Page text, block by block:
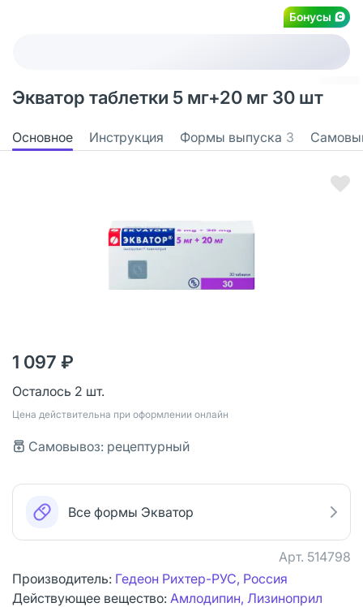
Бонусы
Экватор таблетки 5 мг+20 мг 30 шт
Основное Инструкция Формы выпуска 3
1 097 ₽
Осталось 2 шт.
Цена действительна при оформлении онлайн
Самовывоз: рецептурный
Все формы Экватор
Арт. 514798
Производитель: Гедеон Рихтер-РУС, Россия
Действующее вещество: Амлодипин, Лизиноприл